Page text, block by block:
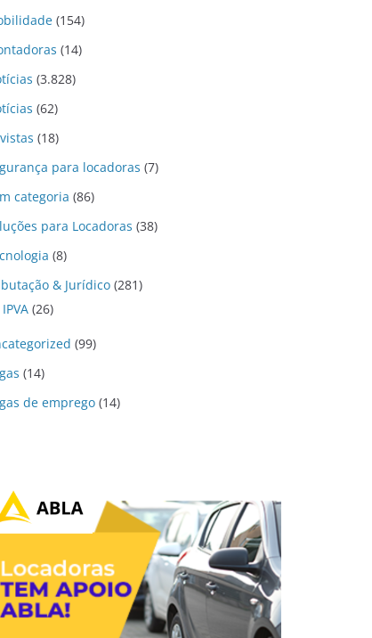
(154)
(14)
(3.828)
(62)
(18)
para locadoras (7)
categoria (86)
para Locadoras (38)
(8)
& Jurídico (281)
IPVA (26)
(99)
(14)
de emprego (14)